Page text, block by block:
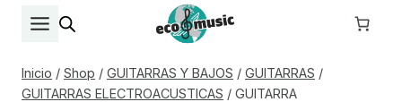
Inicio / Shop / GUITARRAS Y BAJOS / GUITARRAS /
GUITARRAS ELECTROACUSTICAS / GUITARRA